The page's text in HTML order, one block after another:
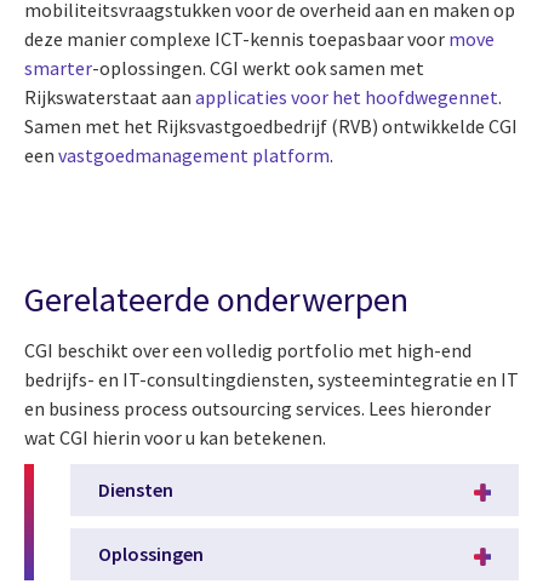
mobiliteitsvraagstukken voor de overheid aan en maken op
deze manier complexe ICT-kennis toepasbaar voor move
smarter-oplossingen. CGI werkt ook samen met
Rijkswaterstaat aan applicaties voor het hoofdwegennet.
Samen met het Rijksvastgoedbedrijf (RVB) ontwikkelde CGI
een vastgoedmanagement platform.
Gerelateerde onderwerpen
CGI beschikt over een volledig portfolio met high-end
bedrijfs- en IT-consultingdiensten, systeemintegratie en IT
en business process outsourcing services. Lees hieronder
wat CGI hierin voor u kan betekenen.
Diensten
Oplossingen